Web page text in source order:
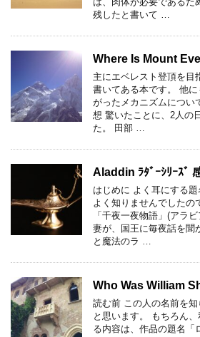
残したと書いて …
Where Is Mount
主にエベレスト登頂を目
書いてある本です。 他
がったメカニズムについ
想 驚いたことに、2人の
た。 田部 …
Aladdin ﾗﾀﾞｰｼﾘｰｽﾞ
はじめに よく耳にする題
よく知りませんでしたの
「千夜一夜物語」(アラ
妻が、国王に毎夜話を聞
と魔法のラ …
Who Was William
読む前 この人の名前を
と思います。 もちろん
る内容は、作品の題名「